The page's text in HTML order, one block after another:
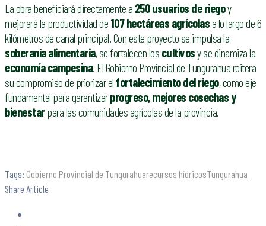
La obra beneficiará directamente a 250 usuarios de riegoy
mejorará la productividad de 107 hectáreas agrícolas a lo largo de 6
kilómetros de canal principal. Con este proyecto se impulsa la
soberanía alimentaria, se fortalecen los cultivosy se dinamiza la
economía campesina. El Gobierno Provincial de Tungurahua reitera
su compromiso de priorizar el fortalecimiento del riego, como eje
fundamental para garantizarprogreso, mejores cosechas y
bienestarpara las comunidades agrícolas de la provincia.
Tags: Gobierno Provincial de Tungurahuarecursos hídricosTungurahua
Share Article